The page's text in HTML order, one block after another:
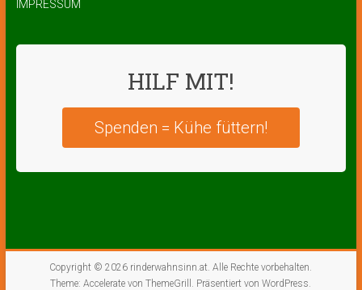
IMPRESSUM
HILF MIT!
Spenden = Kühe füttern!
Copyright © 2026 rinderwahnsinn.at. Alle Rechte vorbehalten.
Theme:Accelerate von ThemeGrill. Präsentiert vonWordPress.